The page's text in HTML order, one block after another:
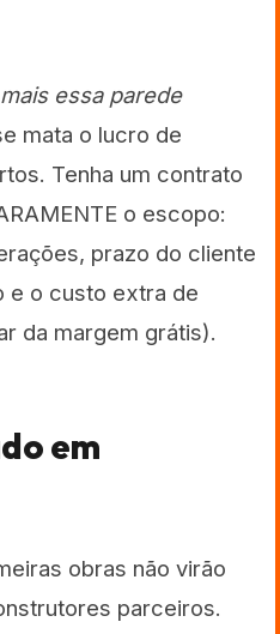
essa parede
mata o lucro de
Tenha um contrato
o escopo:
prazo do cliente
e o custo extra de
da margem grátis).
em
obras não virão
parceiros.